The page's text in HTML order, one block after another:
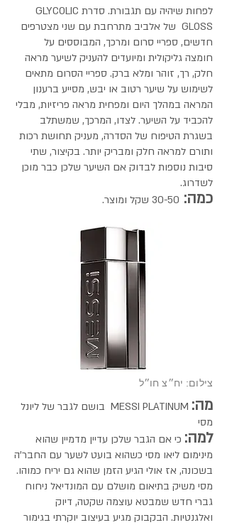
לפחות שיהיה עם תגבורת. סדרת GLYCOLIC
GLOSS של אלביב מתרחבת עם שני מצטרפים
חדשים, ספריי סרום ומרכך, המבוססים על
חומצה גליקולית ומיועדים להעניק לשיער מראה
חלק, רך, זוהר ומלא ברק. ספריי הסרום מתאים
לשימוש על שיער רטוב או יבש, מסייע ברענון
המראה במהלך היום ומפחית מראה פריזיות, מבלי
להכביד על השיער. לצדו, המרכך, שמשתלב
בשגרת הטיפוח של הסדרה, מעניק תחושת רכות
ותורם למראה חלק ומבריק יותר. בקיצור, שתי
סיבות נוספות לבדוק אם השיער שלכן כבר מוכן
לשדרוג.
כמה: 30-50 שקל ומוצר.
צילום: יח״צ חו״ל
מה:
MESSI PLATINUM בושם לגבר של ליונל
מסי
למה: כי אם הגבר שלכן עדיין מדמיין שהוא
מינימום ליאו מסי כשהוא בועט לשער עם החבר'ה
בשכונה, אז אולי הגיע הזמן שהוא גם יריח כמוהו.
מסי משיק בתיאום מושלם עם המונדיאל ניחוח
גברי חדש שמבטא עוצמה שקטה, דיוק
ואלגנטיות. הבקבוק מגיע בעיצוב יוקרתי בגימור